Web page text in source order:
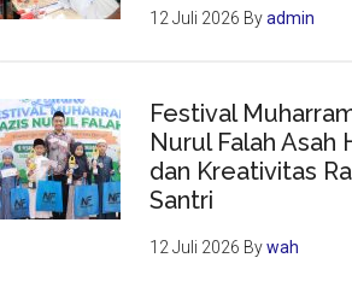
12 Juli 2026 Byadmin
Festival
Nurul Falah Asah
dan Kreativitas
Santri
12 Juli 2026 Bywah